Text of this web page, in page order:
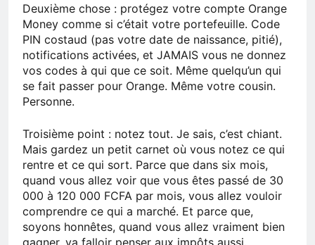
Deuxième chose : protégez votre compte Orange
Money comme si c’était votre portefeuille. Code
PIN costaud (pas votre date de naissance, pitié),
notifications activées, et JAMAIS vous ne donnez
vos codes à qui que ce soit. Même quelqu’un qui
se fait passer pour Orange. Même votre cousin.
Personne.
Troisième point : notez tout. Je sais, c’est chiant.
Mais gardez un petit carnet où vous notez ce qui
rentre et ce qui sort. Parce que dans six mois,
quand vous allez voir que vous êtes passé de 30
000 à 120 000 FCFA par mois, vous allez vouloir
comprendre ce qui a marché. Et parce que,
soyons honnêtes, quand vous allez vraiment bien
gagner, va falloir penser aux impôts aussi.